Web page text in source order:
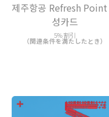
제주항공 Refresh Point
성카드
5% 割引
（関連条件を満たしたとき）